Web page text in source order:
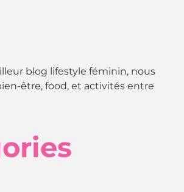
blog lifestyle féminin, nous
être, food, et activités entre